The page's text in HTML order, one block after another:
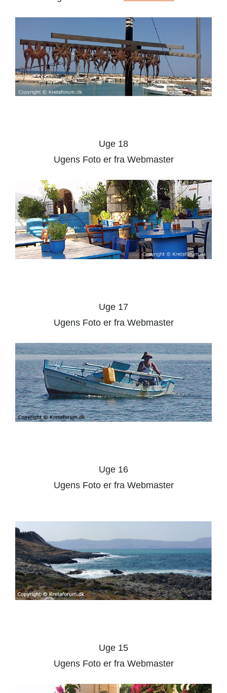
Uge 18
Ugens Foto er fra Webmaster
Uge 17
Ugens Foto er fra Webmaster
Uge 16
Ugens Foto er fra Webmaster
Uge 15
Ugens Foto er fra Webmaster